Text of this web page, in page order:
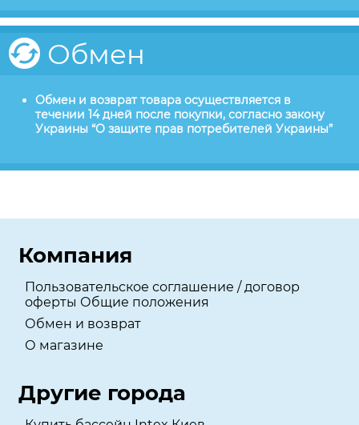
Обмен
Обмен и возврат товара осуществляется в
течении 14 дней после покупки, согласно закону
Украины “О защите прав потребителей Украины”
Компания
Пользовательское соглашение / договор
оферты Общие положения
Обмен и возврат
О магазине
Другие города